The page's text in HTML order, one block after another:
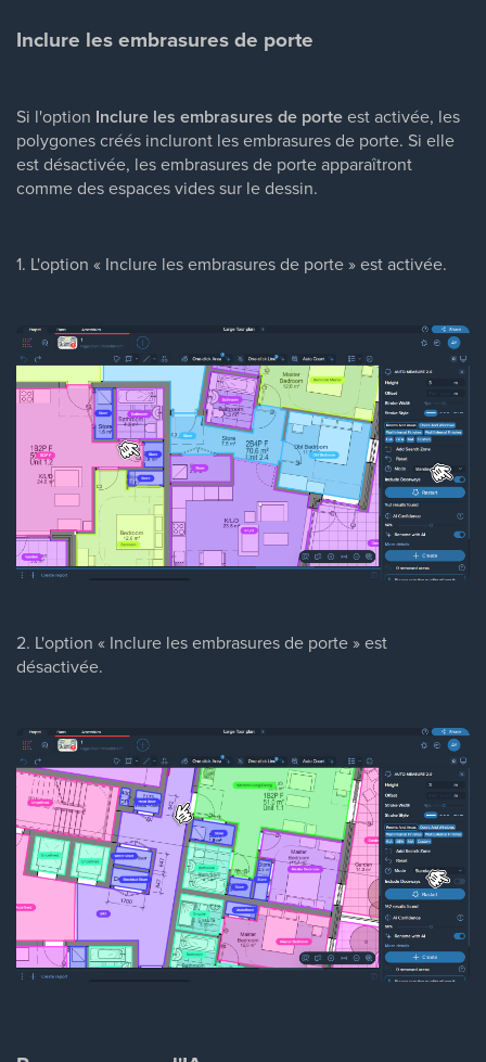
Inclure les embrasures de porte
Si l'option Inclure les embrasures de porteest activée, les
polygones créés incluront les embrasures de porte. Si elle
est désactivée, les embrasures de porte apparaîtront
comme des espaces vides sur le dessin.
1. L'option « Inclure les embrasures de porte » est activée.
2. L'option « Inclure les embrasures de porte » est
désactivée.